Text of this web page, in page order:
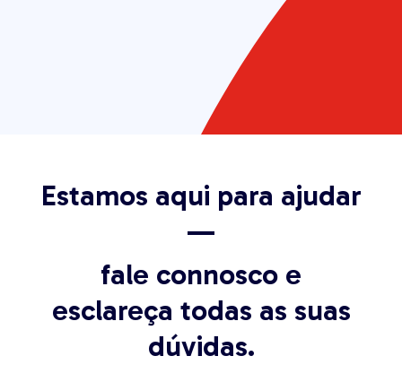
Estamos aqui para ajudar
—
fale connosco e
esclareça todas as suas
dúvidas.